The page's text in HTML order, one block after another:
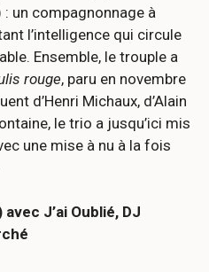
un compagnonnage à
l’intelligence qui circule
Ensemble, le trouple a
rouge, paru en novembre
d’Henri Michaux, d’Alain
le trio a jusqu’ici mis
une mise à nu à la fois
J’ai Oublié, DJ